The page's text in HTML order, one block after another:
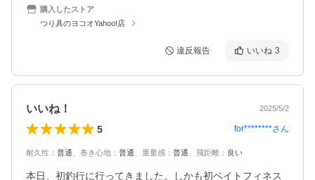
購入したストア
つり具のヨコオYahoo!店
違反報告 いいね 3
いいね！ 2025/5/2
5 for********さん
耐久性 ： 普通 巻き心地 ： 普通 重量感 ： 普通 飛距離 ： 良い
本日、初釣行に行ってきました。しかも初ベイトフィネス